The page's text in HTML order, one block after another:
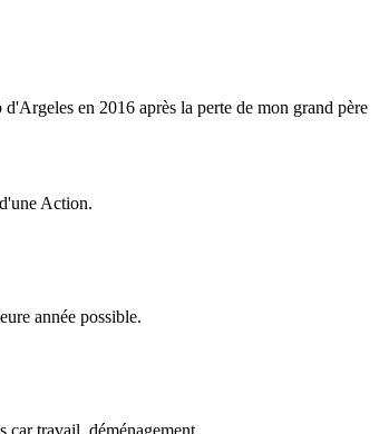
en 2016 après la perte de mon grand père
Action.
année possible.
car travail, déménagement.